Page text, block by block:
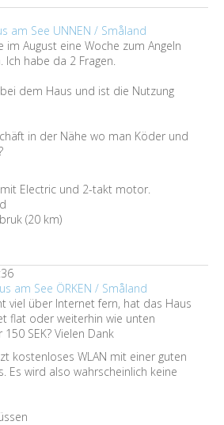
am See UNNEN / Småland
im August eine Woche zum Angeln
Ich habe da 2 Fragen.
dem Haus und ist die Nutzung
in der Nähe wo man Köder und
Electric und 2-takt motor.
(20 km)
am See ÖRKEN / Småland
viel über Internet fern, hat das Haus
flat oder weiterhin wie unten
SEK? Vielen Dank
kostenloses WLAN mit einer guten
Es wird also wahrscheinlich keine